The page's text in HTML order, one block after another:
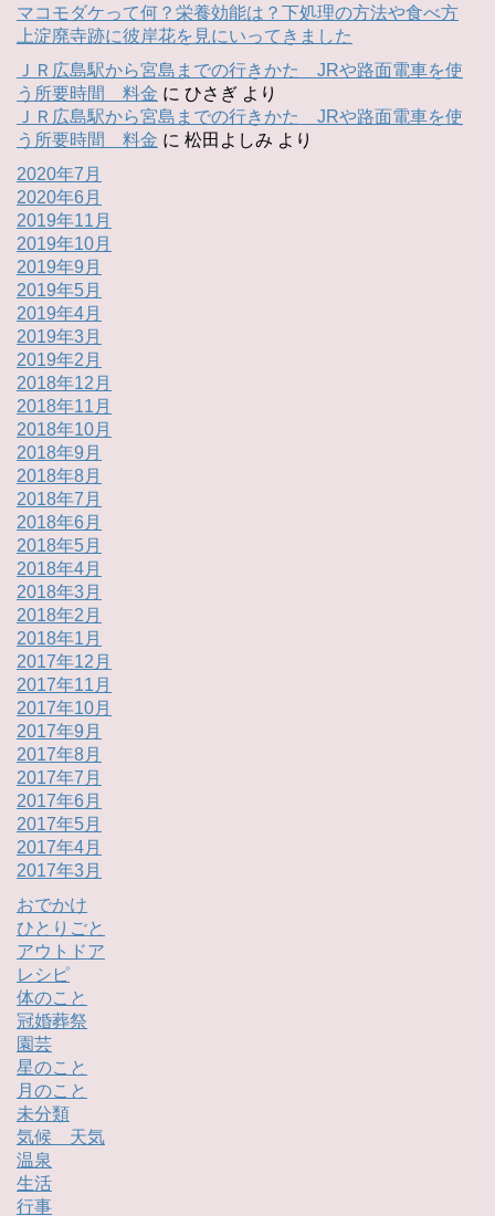
マコモダケって何？栄養効能は？下処理の方法や食べ方
上淀廃寺跡に彼岸花を見にいってきました
ＪＲ広島駅から宮島までの行きかた JRや路面電車を使
う所要時間 料金 に ひさぎ より
ＪＲ広島駅から宮島までの行きかた JRや路面電車を使
う所要時間 料金 に 松田よしみ より
2020年7月
2020年6月
2019年11月
2019年10月
2019年9月
2019年5月
2019年4月
2019年3月
2019年2月
2018年12月
2018年11月
2018年10月
2018年9月
2018年8月
2018年7月
2018年6月
2018年5月
2018年4月
2018年3月
2018年2月
2018年1月
2017年12月
2017年11月
2017年10月
2017年9月
2017年8月
2017年7月
2017年6月
2017年5月
2017年4月
2017年3月
おでかけ
ひとりごと
アウトドア
レシピ
体のこと
冠婚葬祭
園芸
星のこと
月のこと
未分類
気候 天気
温泉
生活
行事